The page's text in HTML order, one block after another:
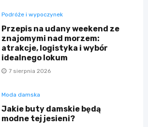
Podróże i wypoczynek
Przepis na udany weekend ze
znajomymi nad morzem:
atrakcje, logistyka i wybór
idealnego lokum
7 sierpnia 2026
Moda damska
Jakie buty damskie będą
modne tej jesieni?